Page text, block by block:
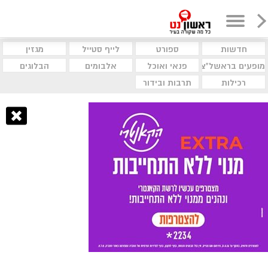
חדשות ספורט לייף סטייל
מגזין
מופעים בראשל"צ
פנאי ואוכל אלבומים
הבלוגים
רכילות
תרבות ובידור